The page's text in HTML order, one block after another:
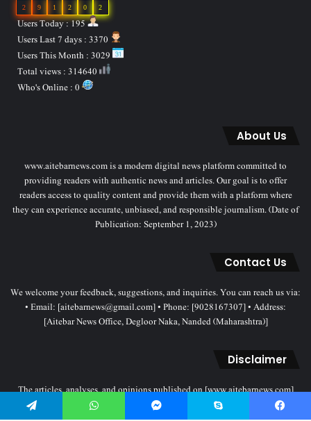
2
0
2
1
9
2
Users Today : 195
About Us
www.aitebarnews.com is a modern digital news platform committed to
providing readers with authentic news and articles. Our goal is to offer
readers access to quality content and provide them with a platform where
they can experience accurate, unbiased, and responsible journalism. (Date of
Publication: September 1, 2023)
Contact Us
We welcome your feedback, suggestions, and inquiries. You can reach us via:
• Email: [aitebarnews@gmail.com] • Phone: [9028167307] • Address:
[Aitebar News Office, Degloor Naka, Nanded (Maharashtra)]
Disclaimer
The articles, analyses, and opinions published on [www.aitebarnews.com]
solely represent the personal views and opinions of the authors. These views